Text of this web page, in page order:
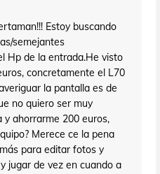
Estoy buscando
semejantes
Hp de la entrada.He visto
concretamente el L70
la pantalla es de
no quiero ser muy
y ahorrarme 200 euros,
Merece ce la pena
para editar fotos y
jugar de vez en cuando a